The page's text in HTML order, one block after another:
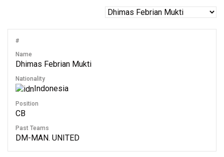
#
Name
Dhimas Febrian Mukti
Nationality
Indonesia
Position
CB
Past Teams
DM-MAN. UNITED